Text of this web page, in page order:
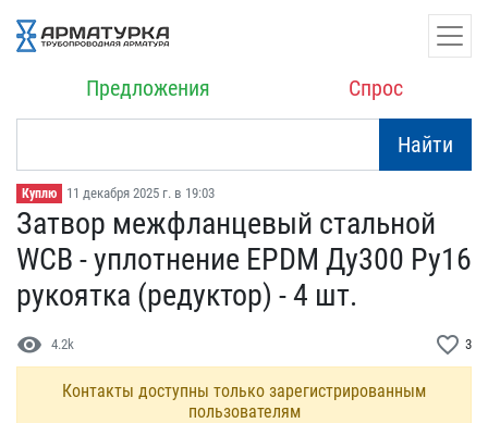
Предложения Спрос
Найти
Куплю 11 декабря 2025 г. в 19:03
Затвор межфланцевый стал​ьной
WCB - уплотнение EP​DM Ду300 Ру16
рукоятка (​редуктор) - 4 шт.
visibility 4.2k favorite_border 3
Контакты доступны только зарегистрированным
пользователям